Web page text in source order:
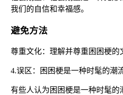
我们的自信和幸福感。
避免方法
尊重文化：理解并尊重困困梗的
4.误区：困困梗是一种时髦的潮
有些人认为困困梗是一种时髦的